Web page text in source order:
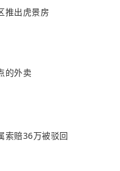
推出虎景房
的外卖
索赔36万被驳回